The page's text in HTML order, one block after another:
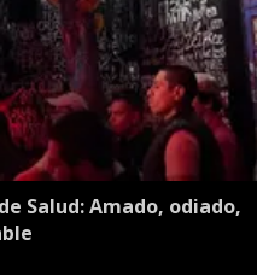
Salud: Amado, odiado,